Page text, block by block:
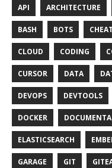
API ARCHITECTURE
BASH BOTS
CLOUD CODING
CURSOR DATA
DEVOPS DEVTOOLS
DOCKER
ELASTICSEARCH
GARAGE GIT